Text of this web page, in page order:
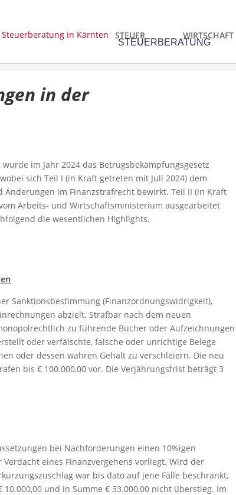
STEUER WIRTSCHAFT
in der
im Jahr 2024 das Betrugsbekämpfungsgesetz
sich Teil I (in Kraft getreten mit Juli 2024) dem
im Finanzstrafrecht bewirkt. Teil II (in Kraft
Arbeits- und Wirtschaftsministerium ausgearbeitet
die wesentlichen Highlights.
Sanktionsbestimmung (Finanzordnungswidrigkeit),
abzielt. Strafbar nach dem neuen
zu führende Bücher oder Aufzeichnungen
oder verfälschte, falsche oder unrichtige Belege
oder dessen wahren Gehalt zu verschleiern. Die neu
bis € 100.000,00 vor. Die Verjährungsfrist beträgt 3
bei Nachforderungen einen 10%igen
eines Finanzvergehens vorliegt. Wird der
war bis dato auf jene Fälle beschränkt,
und in Summe € 33.000,00 nicht überstieg. Im